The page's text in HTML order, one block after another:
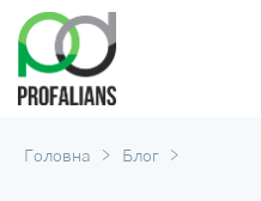
Головна > Блог >